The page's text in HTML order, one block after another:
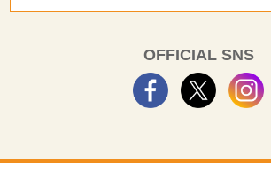
OFFICIAL SNS